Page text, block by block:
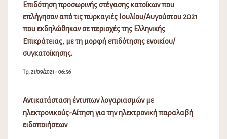
Επιδότηση προσωρινής στέγασης κατοίκων που
επλήγησαν από τις πυρκαγιές Ιουλίου/Αυγούστου 2021
που εκδηλώθηκαν σε περιοχές της Ελληνικής
Επικράτειας, με τη μορφή επιδότησης ενοικίου/
συγκατοίκησης.
Τρ, 21/09/2021 - 06:56
Αντικατάσταση έντυπων λογαριασμών με
ηλεκτρονικούς-Αίτηση για την ηλεκτρονική παραλαβή
ειδοποιήσεων